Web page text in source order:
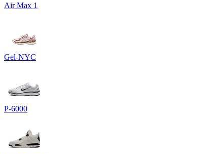
Air Max 1
Gel-NYC
P-6000